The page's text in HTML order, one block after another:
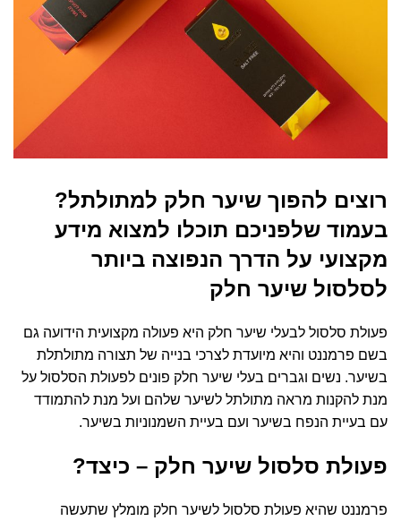
רוצים להפוך שיער חלק למתולתל?
בעמוד שלפניכם תוכלו למצוא מידע
מקצועי על הדרך הנפוצה ביותר
לסלסול שיער חלק
פעולת סלסול לבעלי שיער חלק היא פעולה מקצועית הידועה גם
בשם פרמננט והיא מיועדת לצרכי בנייה של תצורה מתולתלת
בשיער. נשים וגברים בעלי שיער חלק פונים לפעולת הסלסול על
מנת להקנות מראה מתולתל לשיער שלהם ועל מנת להתמודד
עם בעיית הנפח בשיער ועם בעיית השמנוניות בשיער.
פעולת סלסול שיער חלק – כיצד?
פרמננט שהיא פעולת סלסול לשיער חלק מומלץ שתעשה